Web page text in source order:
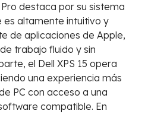
destaca por su sistema
es altamente intuitivo y
de aplicaciones de Apple,
trabajo fluido y sin
el Dell XPS 15 opera
una experiencia más
PC con acceso a una
compatible. En